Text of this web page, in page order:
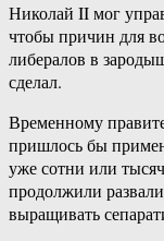
Николай II мог
чтобы причин для
либералов в
сделал.
Временному
пришлось бы
уже сотни или
продолжили
выращивать